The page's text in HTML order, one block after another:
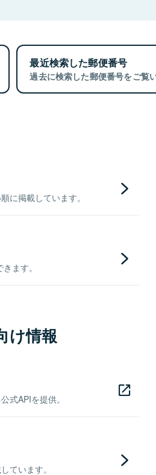
最近検索した郵便番号
過去に検索した郵便番号をご覧
に掲載しています。
ます。
け情報
式APIを提供。
ています。